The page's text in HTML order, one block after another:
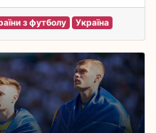
з футболу Україна